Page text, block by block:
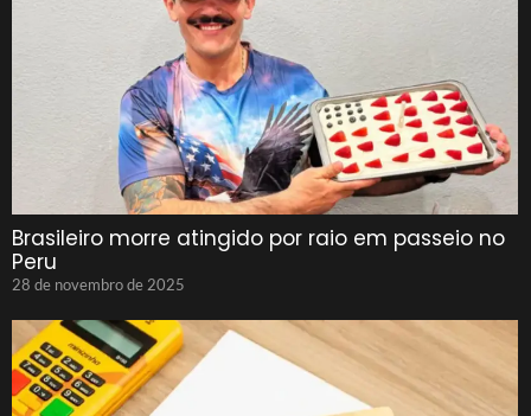
Brasileiro morre atingido por raio em passeio no
Peru
28 de novembro de 2025